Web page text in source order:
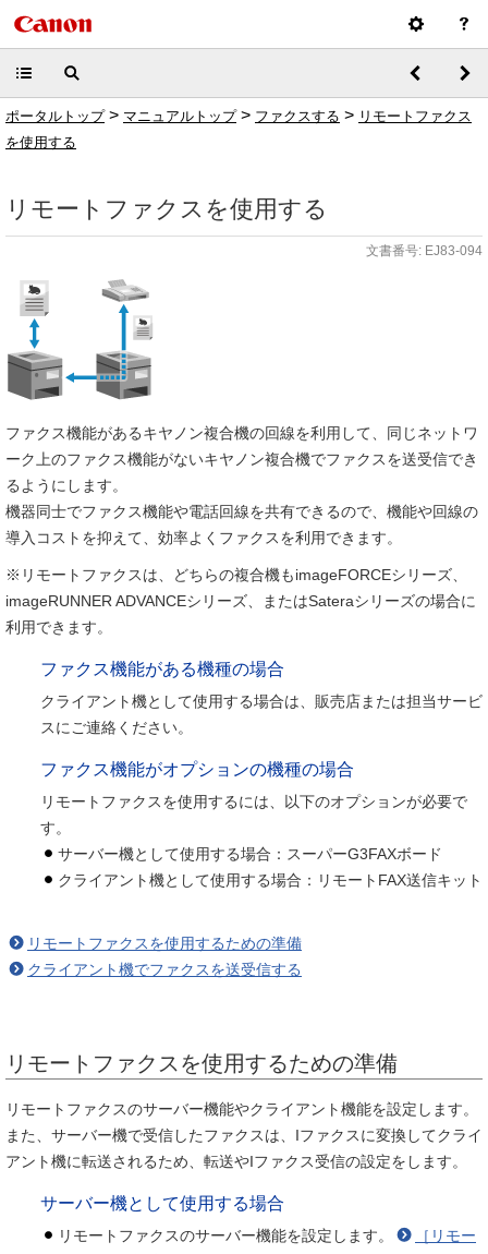
ポータルトップ> マニュアルトップ> ファクスする > リモートファクス
を使用する
リモートファクスを使用する
文書番号: EJ83-094
ファクス機能があるキヤノン複合機の回線を利用して、同じネットワ
ーク上のファクス機能がないキヤノン複合機でファクスを送受信でき
るようにします。
機器同士でファクス機能や電話回線を共有できるので、機能や回線の
導入コストを抑えて、効率よくファクスを利用できます。
※リモートファクスは、どちらの複合機もimageFORCEシリーズ、
imageRUNNER ADVANCEシリーズ、またはSateraシリーズの場合に
利用できます。
ファクス機能がある機種の場合
クライアント機として使用する場合は、販売店または担当サービ
スにご連絡ください。
ファクス機能がオプションの機種の場合
リモートファクスを使用するには、以下のオプションが必要で
す。
サーバー機として使用する場合：スーパーG3FAXボード
クライアント機として使用する場合：リモートFAX送信キット
リモートファクスを使用するための準備
クライアント機でファクスを送受信する
リモートファクスを使用するための準備
リモートファクスのサーバー機能やクライアント機能を設定します。
また、サーバー機で受信したファクスは、Iファクスに変換してクライ
アント機に転送されるため、転送やIファクス受信の設定をします。
サーバー機として使用する場合
リモートファクスのサーバー機能を設定します。
［リモー